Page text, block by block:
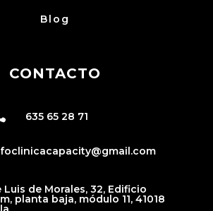
Blog
CONTACTO
635 65 28 71
Luis de Morales, 32, Edificio
planta baja, módulo 11, 41018